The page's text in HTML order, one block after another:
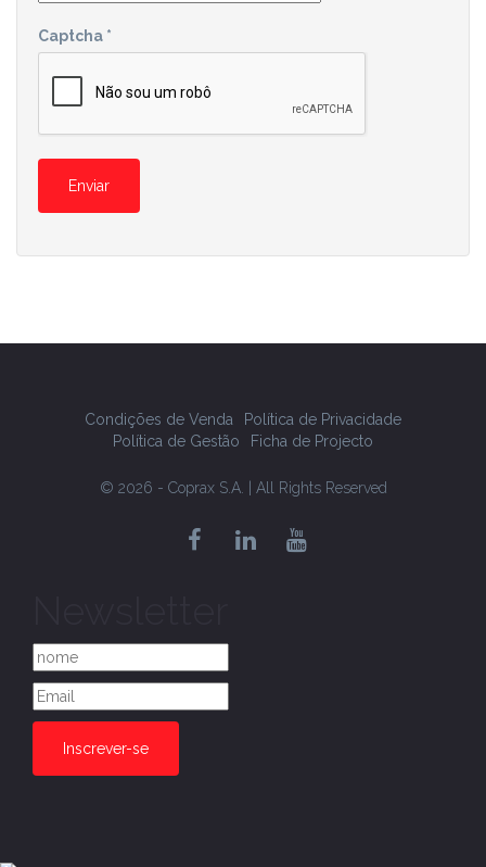
Captcha *
Enviar
Condições de Venda
Política de Privacidade
Política de Gestão
Ficha de Projecto
© 2026 - Coprax S.A. | All Rights Reserved